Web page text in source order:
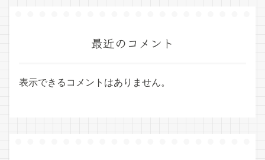
最近のコメント
表示できるコメントはありません。